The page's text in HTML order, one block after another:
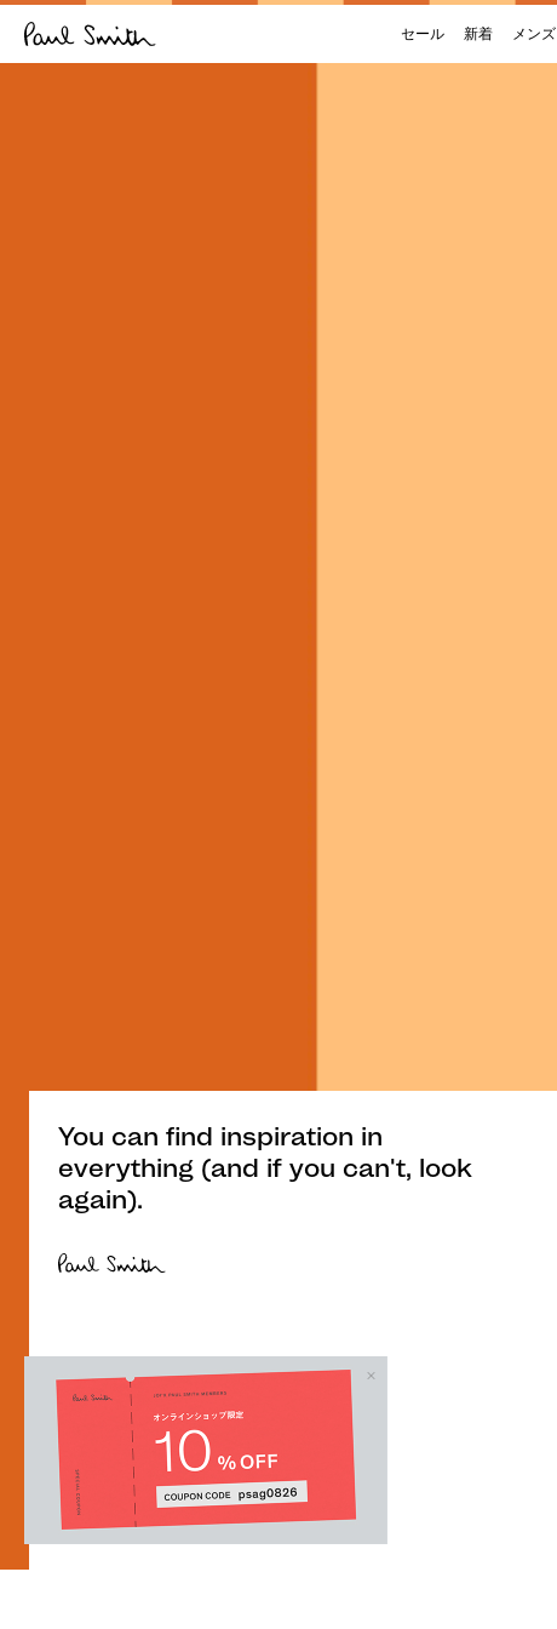
セール 新着 メンズ
You can find inspiration in
everything (and if you can't, look
again).